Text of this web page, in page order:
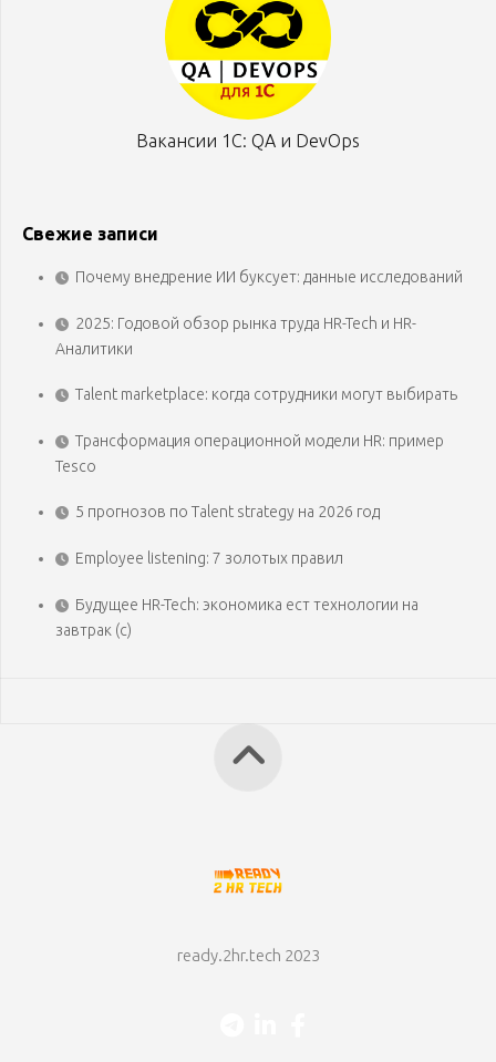
Вакансии 1С: QA и DevOps
Свежие записи
Почему внедрение ИИ буксует: данные исследований
2025: Годовой обзор рынка труда HR-Tech и HR-
Аналитики
Talent marketplace: когда сотрудники могут выбирать
Трансформация операционной модели HR: пример
Tesco
5 прогнозов по Talent strategy на 2026 год
Employee listening: 7 золотых правил
Будущее HR-Tech: экономика ест технологии на
завтрак (с)
ready.2hr.tech 2023